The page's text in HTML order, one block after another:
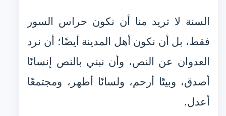
السنة لا تريد منا أن نكون حراس السور
فقط، بل أن نكون أهل المدينة أيضًا؛ أن نرد
العدوان عن النص، وأن نبني بالنص إنسانًا
أصدق، وبيتًا أرحم، ولسانًا أطهر، ومجتمعًا
أعدل.